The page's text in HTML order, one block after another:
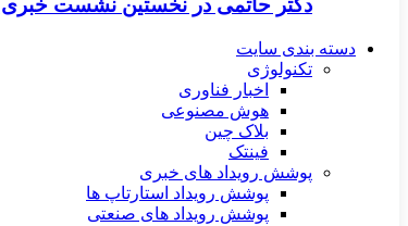
دکتر حاتمی در نخستین نشست
دسته بندی سایت
تکنولوژی
اخبار فناوری
هوش مصنوعی
بلاک چین
فینتک
پوشش رویداد های خبری
پوشش رویداد استارتاپ ها
پوشش رویداد های صنعتی